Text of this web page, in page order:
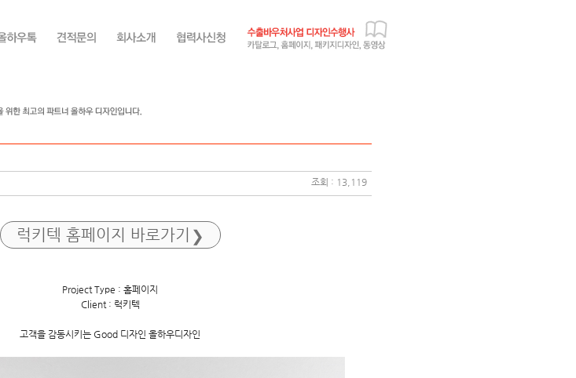
조회 : 13,119
럭키텍 홈페이지 바로가기
Project Type : 홈페이지
Client : 럭키텍
고객을 감동시키는 Good 디자인 올하우디자인